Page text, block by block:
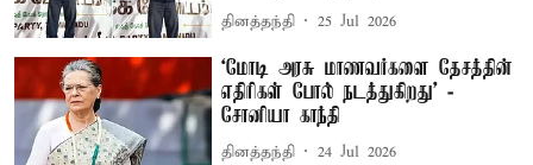
தினத்தந்தி 25 Jul 2026
‘மோடி அரசு மாணவர்களை தேசத்தின்
எதிரிகள் போல் நடத்துகிறது’ -
சோனியா காந்தி
தினத்தந்தி 24 Jul 2026